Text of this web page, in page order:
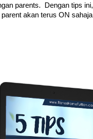
parents. Dengan tips
akan terus ON